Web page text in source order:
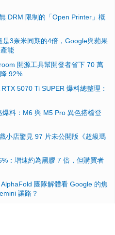
DRM 限制的「Open Printer」概
是3奈米同期的4倍，Google與蘋果
能
開源工具幫開發者省下 70 萬
92%
5070 Ti SUPER 爆料總整理：
料：M6 與 M5 Pro 異色搭檔登
小店驚見 97 片未公開版《超級瑪
：增速約為黑膠 7 倍，但購買者
團隊解體看 Google 的焦
讓路？